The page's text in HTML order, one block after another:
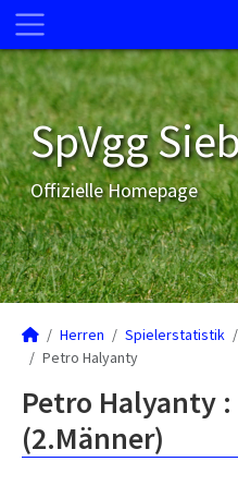
SpVgg
Offizielle Homepage
Herren Spielerstatistik
Petro Halyanty
Petro Halyanty
(2.Männer)